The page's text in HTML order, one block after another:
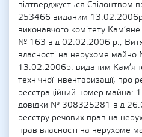
підтверджується Свідоцтвом
253466 виданим 13.02.2006р.
виконавчого комітету
№ 163 від 02.02.2006 р.,
власності на нерухоме
13.02.2006р. виданим
технічної інвентаризації, про
реєстраційний номер майна:
довідки № 308325281 від
реєстру речових прав на
прав власності на нерухоме